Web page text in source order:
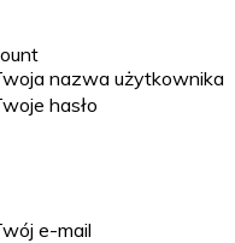
nazwa użytkownika
hasło
e-mail